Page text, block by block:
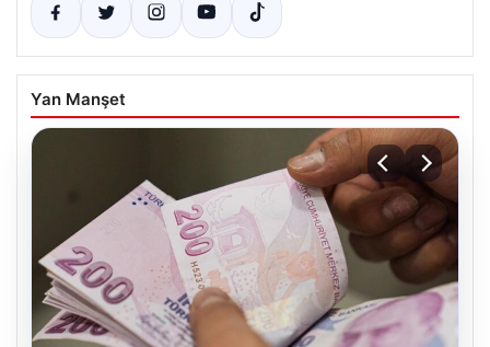
Yan Manşet